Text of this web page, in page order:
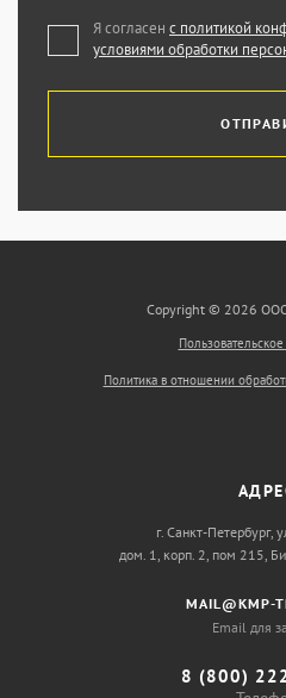
Я согласен с политикой
условиями обработки
Copyright © 2026
Политика в отношении
г. Санкт-Петербург,
дом. 1, корп. 2, пом 215,
MAIL@KMP-
Email для
8 (800)